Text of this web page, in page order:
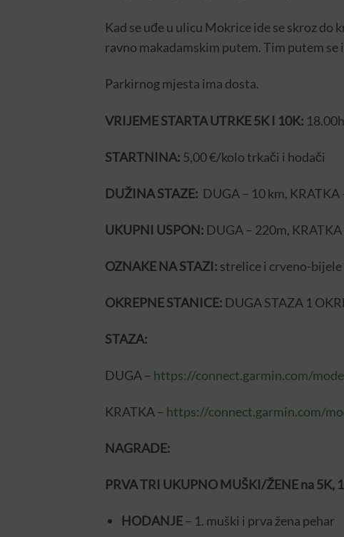
Kad se uđe u ulicu Mokrice ide se skroz
ravno makadamskim putem. Tim putem se
Parkirnog mjesta ima dosta.
VRIJEME STARTA UTRKE 5K I 10K: 18.00h
STARTNINA: 5,00 €/kolo trkači i hodači
DUŽINA STAZE: DUGA – 10 km, KRATKA
UKUPNI USPON: DUGA – 220m,
OZNAKE NA STAZI: strelice i crveno-
OKREPNE STANICE: DUGA STAZA 1
STAZA:
DUGA – https://connect.garmin.com/
KRATKA – https://connect.garmin.com/
NAGRADE:
PRVA TRI UKUPNO MUŠKI/ŽENE na 5K,
HODANJE– 1. muški i prva žena pehar